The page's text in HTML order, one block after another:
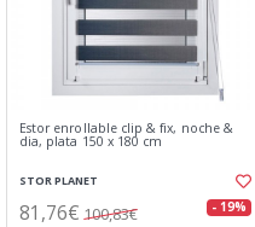
Estor enrollable clip & fix, noche &
dia, plata 150 x 180 cm
STOR PLANET
81,76€ 100,83€ - 19%